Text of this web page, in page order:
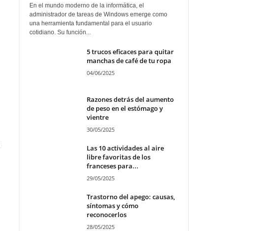
En el mundo moderno de la informática, el
administrador de tareas de Windows emerge como
una herramienta fundamental para el usuario
cotidiano. Su función...
5 trucos eficaces para quitar
manchas de café de tu ropa
04/06/2025
Razones detrás del aumento
de peso en el estómago y
vientre
30/05/2025
Las 10 actividades al aire
libre favoritas de los
franceses para...
29/05/2025
Trastorno del apego: causas,
síntomas y cómo
reconocerlos
28/05/2025